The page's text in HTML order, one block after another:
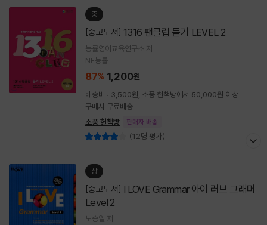
중
[중고도서] 1316 팬클럽 듣기 LEVEL 2
능률영어교육연구소 저
NE능률
87% 1,200원
배송비 : 3,500원, 소풍 헌책방에서 50,000원 이상
구매시 무료배송
소풍 헌책방
판매자 배송
(12명 평가)
상
[중고도서]
Level 2
노승일 저